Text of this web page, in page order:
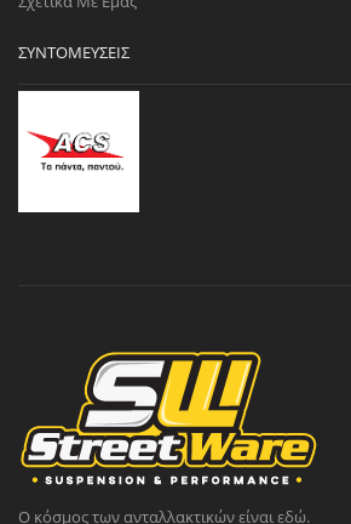
ΣΥΝΤΟΜΕΎΣΕΙΣ
Ο κόσμος των ανταλλακτικών είναι εδώ.